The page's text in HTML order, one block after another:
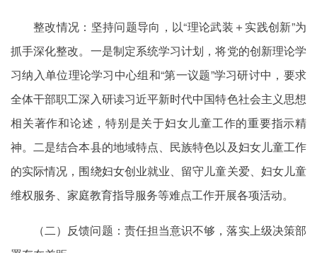
整改情况：坚持问题导向，以“理论武装＋实践创新”为
抓手深化整改。一是制定系统学习计划，将党的创新理论学
习纳入单位理论学习中心组和“第一议题”学习研讨中，要求
全体干部职工深入研读习近平新时代中国特色社会主义思想
相关著作和论述，特别是关于妇女儿童工作的重要指示精
神。二是结合本县的地域特点、民族特色以及妇女儿童工作
的实际情况，围绕妇女创业就业、留守儿童关爱、妇女儿童
维权服务、家庭教育指导服务等难点工作开展各项活动。
（二）反馈问题：责任担当意识不够，落实上级决策部